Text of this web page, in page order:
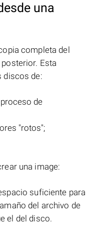
una
completa del
Esta
discos de:
de
"rotos";
una image:
suficiente para
del archivo de
el del disco.